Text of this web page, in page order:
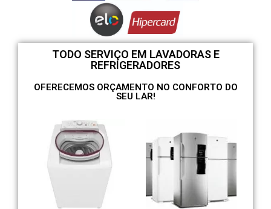
TODO SERVIÇO EM LAVADORAS E
REFRIGERADORES
OFERECEMOS ORÇAMENTO NO CONFORTO DO
SEU LAR!